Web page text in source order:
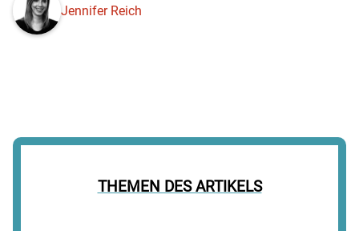
THEMEN DES ARTIKELS
Jennifer Reich